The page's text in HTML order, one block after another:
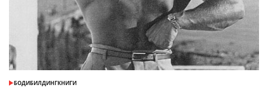
ОПУБЛИКОВАНО
БОДИБИЛДИНГКНИГИ